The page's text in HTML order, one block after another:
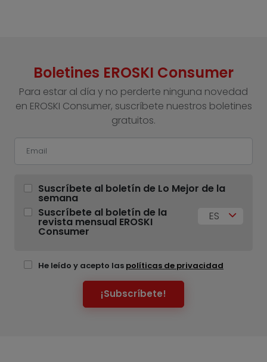
Boletines EROSKI Consumer
Para estar al día y no perderte ninguna novedad
en EROSKI Consumer, suscríbete nuestros boletines
gratuitos.
Suscríbete al boletín de Lo Mejor de la
semana
Suscríbete al boletín de la
revista mensual EROSKI
Consumer
ES
He leído y acepto las políticas de privacidad
¡Subscríbete!